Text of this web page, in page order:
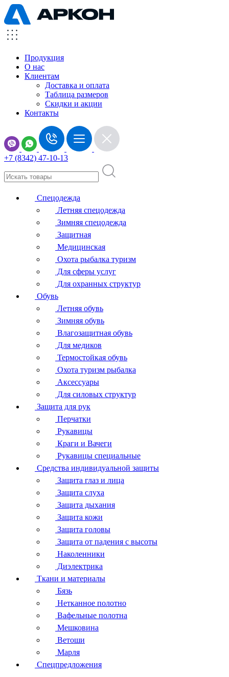
Продукция
О нас
Клиентам
Доставка и оплата
Таблица размеров
Скидки и акции
Контакты
+7 (8342) 47-10-13
Спецодежда
Летняя спецодежда
Зимняя спецодежда
Защитная
Медицинская
Охота рыбалка туризм
Для сферы услуг
Для охранных структур
Обувь
Летняя обувь
Зимняя обувь
Влагозащитная обувь
Для медиков
Термостойкая обувь
Охота туризм рыбалка
Аксессуары
Для силовых структур
Защита для рук
Перчатки
Рукавицы
Краги и Вачеги
Рукавицы специальные
Средства индивидуальной защиты
Защита глаз и лица
Защита слуха
Защита дыхания
Защита кожи
Защита головы
Защита от падения с высоты
Наколенники
Диэлектрика
Ткани и материалы
Бязь
Нетканное полотно
Вафельные полотна
Мешковина
Ветоши
Марля
Спецпредложения